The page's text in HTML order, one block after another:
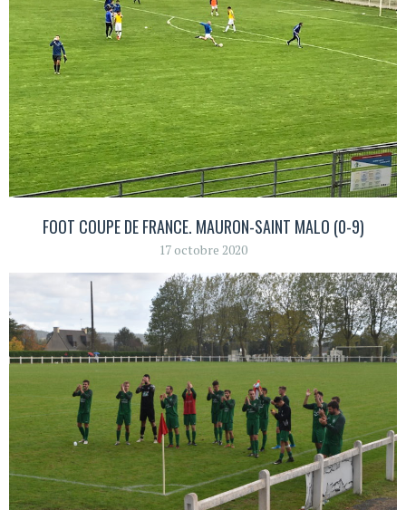
FOOT COUPE DE FRANCE. MAURON-SAINT MALO (0-9)
17 octobre 2020